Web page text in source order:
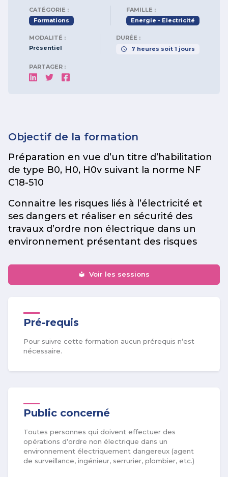
CATÉGORIE :
Formations
FAMILLE :
Energie - Electricité
MODALITÉ :
Présentiel
DURÉE :
7 heures soit 1 jours
PARTAGER :
Objectif de la formation
Préparation en vue d’un titre d’habilitation
de type B0, H0, H0v suivant la norme NF
C18-510
Connaitre les risques liés à l’électricité et
ses dangers et réaliser en sécurité des
travaux d’ordre non électrique dans un
environnement présentant des risques
Voir les sessions
Pré-requis
Pour suivre cette formation aucun prérequis n’est
nécessaire.
Public concerné
Toutes personnes qui doivent effectuer des
opérations d’ordre non électrique dans un
environnement électriquement dangereux (agent
de surveillance, ingénieur, serrurier, plombier, etc.)